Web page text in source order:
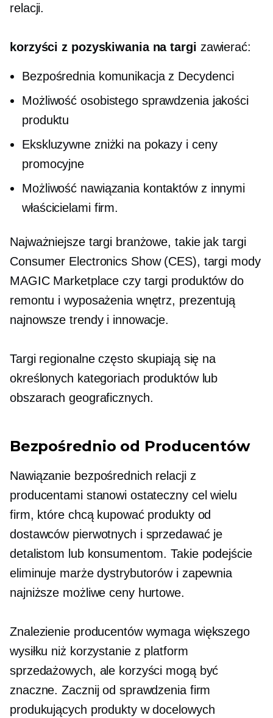
relacji.
korzyści z pozyskiwania na targi zawierać:
Bezpośrednia komunikacja z Decydenci
Możliwość osobistego sprawdzenia jakości
produktu
Ekskluzywne zniżki na pokazy i ceny
promocyjne
Możliwość nawiązania kontaktów z innymi
właścicielami firm.
Najważniejsze targi branżowe, takie jak targi
Consumer Electronics Show (CES), targi mody
MAGIC Marketplace czy targi produktów do
remontu i wyposażenia wnętrz, prezentują
najnowsze trendy i innowacje.
Targi regionalne często skupiają się na
określonych kategoriach produktów lub
obszarach geograficznych.
Bezpośrednio od Producentów
Nawiązanie bezpośrednich relacji z
producentami stanowi ostateczny cel wielu
firm, które chcą kupować produkty od
dostawców pierwotnych i sprzedawać je
detalistom lub konsumentom. Takie podejście
eliminuje marże dystrybutorów i zapewnia
najniższe możliwe ceny hurtowe.
Znalezienie producentów wymaga większego
wysiłku niż korzystanie z platform
sprzedażowych, ale korzyści mogą być
znaczne. Zacznij od sprawdzenia firm
produkujących produkty w docelowych